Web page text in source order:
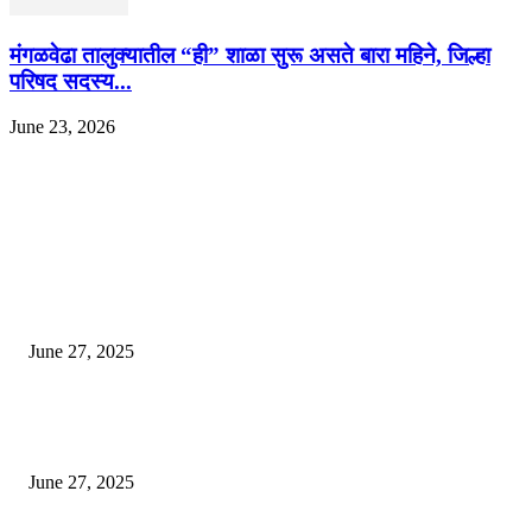
मंगळवेढा तालुक्यातील “ही” शाळा सुरू असते बारा महिने, जिल्हा
परिषद सदस्य...
June 23, 2026
June 27, 2025
June 27, 2025